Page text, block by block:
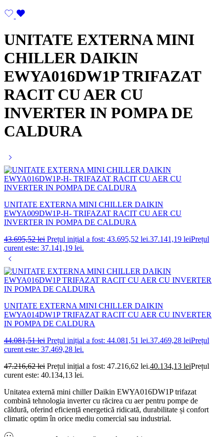
UNITATE EXTERNA MINI
CHILLER DAIKIN
EWYA016DW1P TRIFAZAT
RACIT CU AER CU
INVERTER IN POMPA DE
CALDURA
UNITATE EXTERNA MINI CHILLER DAIKIN
EWYA009DW1P-H- TRIFAZAT RACIT CU AER CU
INVERTER IN POMPA DE CALDURA
43.695,52lei Prețul inițial a fost: 43.695,52 lei.37.141,19 leiPrețul
curent este: 37.141,19 lei.
UNITATE EXTERNA MINI CHILLER DAIKIN
EWYA014DW1P TRIFAZAT RACIT CU AER CU INVERTER
IN POMPA DE CALDURA
44.081,51lei Prețul inițial a fost: 44.081,51 lei.37.469,28 leiPrețul
curent este: 37.469,28 lei.
47.216,62lei Prețul inițial a fost: 47.216,62 lei.40.134,13 leiPrețul
curent este: 40.134,13 lei.
Unitatea externă mini chiller Daikin EWYA016DW1P trifazat
combină tehnologia inverter cu răcirea cu aer pentru pompe de
căldură, oferind eficiență energetică ridicată, durabilitate și confort
climatic optim în orice mediu comercial sau industrial.